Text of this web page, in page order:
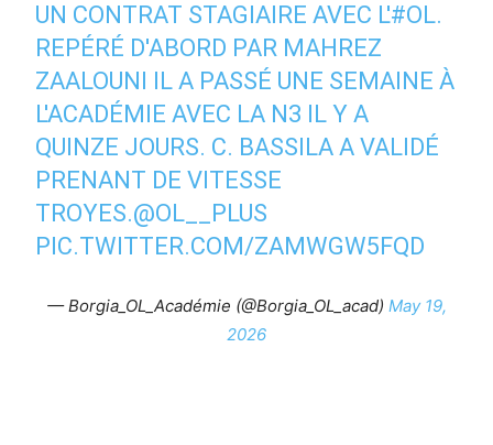
UN CONTRAT STAGIAIRE AVEC L'#OL.
REPÉRÉ D'ABORD PAR MAHREZ
ZAALOUNI IL A PASSÉ UNE SEMAINE À
L'ACADÉMIE AVEC LA N3 IL Y A
QUINZE JOURS. C. BASSILA A VALIDÉ
PRENANT DE VITESSE
TROYES.@OL__PLUS
PIC.TWITTER.COM/ZAMWGW5FQD
— Borgia_OL_Académie (@Borgia_OL_acad) May 19,
2026